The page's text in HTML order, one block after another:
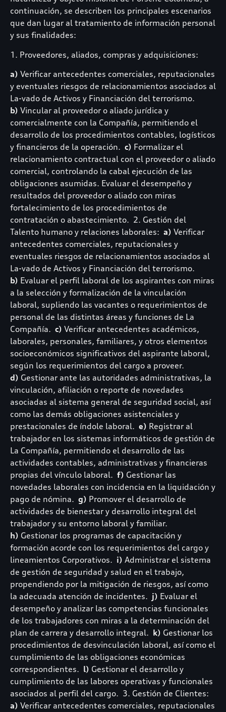
continuación, se describen los principales escenarios
que dan lugar al tratamiento de información personal
y sus finalidades:
1. Proveedores, aliados, compras y adquisiciones:
a) Verificar antecedentes comerciales, reputacionales
y eventuales riesgos de relacionamientos asociados al
La-vado de Activos y Financiación del terrorismo.
b) Vincular al proveedor o aliado jurídica y
comercialmente con la Compañía, permitiendo el
desarrollo de los procedimientos contables, logísticos
y financieros de la operación. c) Formalizar el
relacionamiento contractual con el proveedor o aliado
comercial, controlando la cabal ejecución de las
obligaciones asumidas. Evaluar el desempeño y
resultados del proveedor o aliado con miras
fortalecimiento de los procedimientos de
contratación o abastecimiento. 2. Gestión del
Talento humano y relaciones laborales: a) Verificar
antecedentes comerciales, reputacionales y
eventuales riesgos de relacionamientos asociados al
La-vado de Activos y Financiación del terrorismo.
b) Evaluar el perfil laboral de los aspirantes con miras
a la selección y formalización de la vinculación
laboral, supliendo las vacantes o requerimientos de
personal de las distintas áreas y funciones de La
Compañía. c) Verificar antecedentes académicos,
laborales, personales, familiares, y otros elementos
socioeconómicos significativos del aspirante laboral,
según los requerimientos del cargo a proveer.
d) Gestionar ante las autoridades administrativas, la
vinculación, afiliación o reporte de novedades
asociadas al sistema general de seguridad social, así
como las demás obligaciones asistenciales y
prestacionales de índole laboral. e) Registrar al
trabajador en los sistemas informáticos de gestión de
La Compañía, permitiendo el desarrollo de las
actividades contables, administrativas y financieras
propias del vínculo laboral. f) Gestionar las
novedades laborales con incidencia en la liquidación y
pago de nómina. g) Promover el desarrollo de
actividades de bienestar y desarrollo integral del
trabajador y su entorno laboral y familiar.
h) Gestionar los programas de capacitación y
formación acorde con los requerimientos del cargo y
lineamientos Corporativos. i) Administrar el sistema
de gestión de seguridad y salud en el trabajo,
propendiendo por la mitigación de riesgos, así como
la adecuada atención de incidentes. j) Evaluar el
desempeño y analizar las competencias funcionales
de los trabajadores con miras a la determinación del
plan de carrera y desarrollo integral. k) Gestionar los
procedimientos de desvinculación laboral, así como el
cumplimiento de las obligaciones económicas
correspondientes. l) Gestionar el desarrollo y
cumplimiento de las labores operativas y funcionales
asociados al perfil del cargo. 3. Gestión de Clientes:
a) Verificar antecedentes comerciales, reputacionales